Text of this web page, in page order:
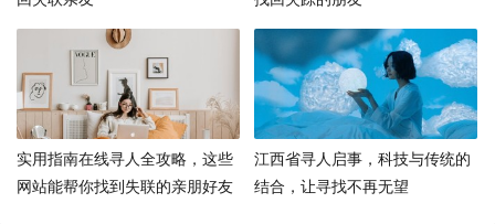
实用指南在线寻人全攻略，这些
网站能帮你找到失联的亲朋好友
江西省寻人启事，科技与传统的
结合，让寻找不再无望